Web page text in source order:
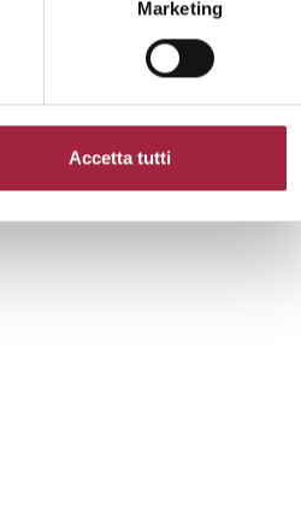
Marketing
Accetta tutti